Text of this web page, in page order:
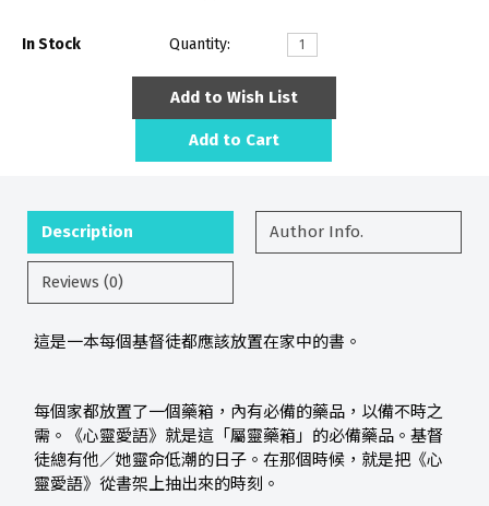
In Stock Quantity:
Add to Wish List
Add to Cart
Description Author Info.
Reviews (0)
這是一本每個基督徒都應該放置在家中的書。
每個家都放置了一個藥箱，內有必備的藥品，以備不時之
需。《心靈愛語》就是這「屬靈藥箱」的必備藥品。基督
徒總有他／她靈命低潮的日子。在那個時候，就是把《心
靈愛語》從書架上抽出來的時刻。